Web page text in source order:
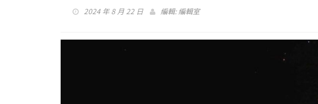
2024 年 8 月 22 日 編輯:編輯室